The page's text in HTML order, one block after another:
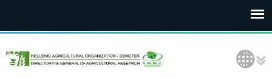
E
Language Selection